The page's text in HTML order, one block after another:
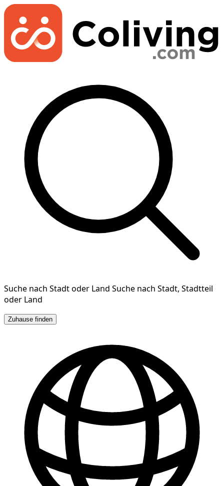
Suche nach Stadt oder Land Suche nach Stadt, Stadtteil
oder Land
Zuhause finden